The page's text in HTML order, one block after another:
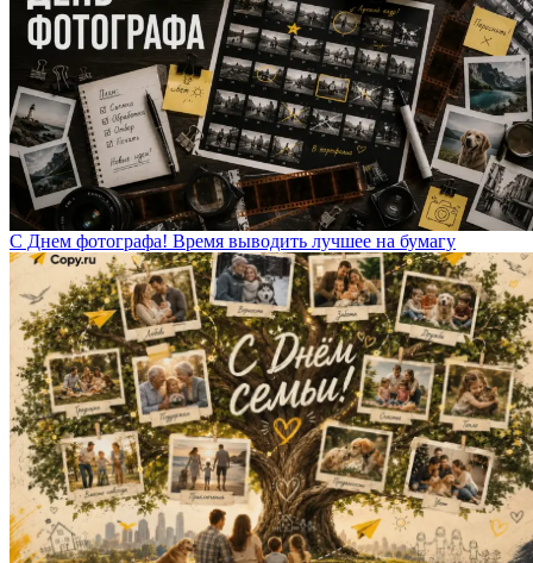
С Днем фотографа! Время выводить лучшее на бумагу